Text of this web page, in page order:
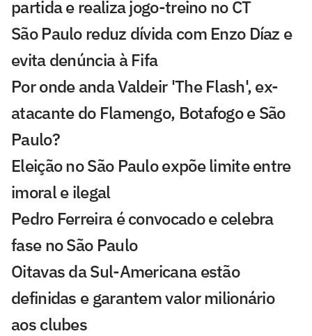
partida e realiza jogo-treino no CT
São Paulo reduz dívida com Enzo Díaz e
evita denúncia à Fifa
Por onde anda Valdeir 'The Flash', ex-
atacante do Flamengo, Botafogo e São
Paulo?
Eleição no São Paulo expõe limite entre
imoral e ilegal
Pedro Ferreira é convocado e celebra
fase no São Paulo
Oitavas da Sul-Americana estão
definidas e garantem valor milionário
aos clubes